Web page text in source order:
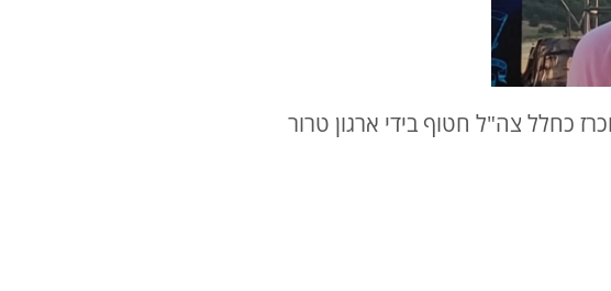
בן 19, מגבעת אבני, לוחם בגדוד 77, עוצבת 'סער מגולן' (7), הוכרז כחלל צה"ל חטוף בידי ארגון טרור